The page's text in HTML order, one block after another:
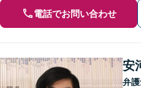
電話でお問い合わせ
安
弁